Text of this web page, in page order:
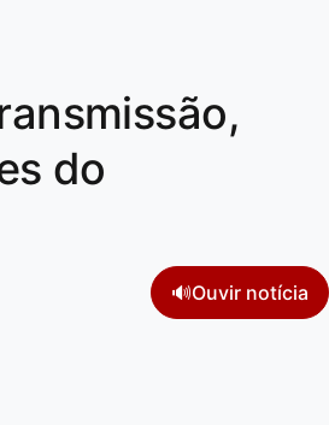
do
🔊Ouvir notícia